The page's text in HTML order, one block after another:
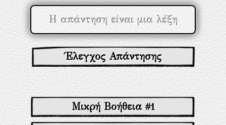
Έλεγχος Απάντησης
Μικρή Βοήθεια #1